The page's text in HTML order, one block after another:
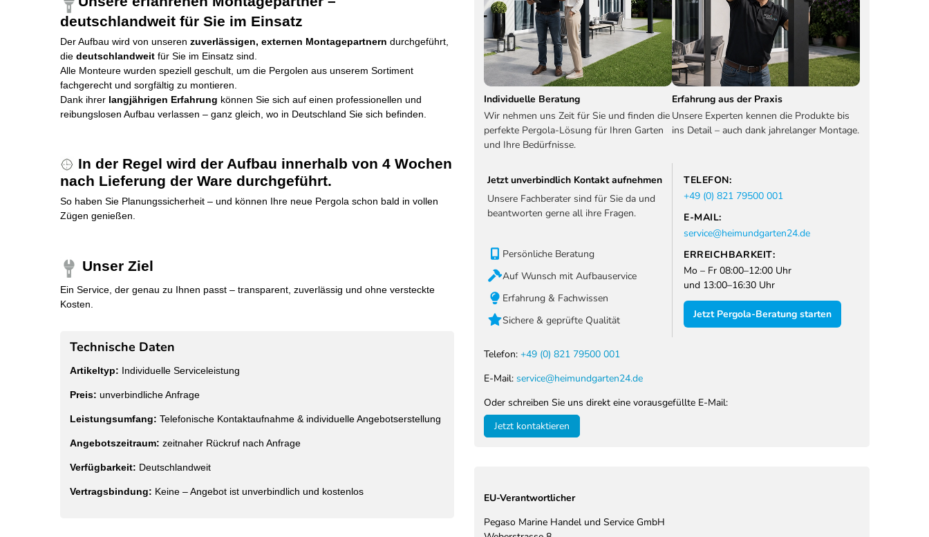
deutschlandweit für Sie im Einsatz
Der Aufbau wird von unseren zuverlässigen, externen Montagepartnern durchgeführt,
die deutschlandweit für Sie im Einsatz sind.
Alle Monteure wurden speziell geschult, um die Pergolen aus unserem Sortiment
fachgerecht und sorgfältig zu montieren.
Dank ihrer langjährigen Erfahrung können Sie sich auf einen professionellen und
reibungslosen Aufbau verlassen – ganz gleich, wo in Deutschland Sie sich befinden.
In der Regel wird der Aufbau innerhalb von 4 Wochen
nach Lieferung der Ware durchgeführt.
So haben Sie Planungssicherheit – und können Ihre neue Pergola schon bald in vollen
Zügen genießen.
Unser Ziel
Ein Service, der genau zu Ihnen passt – transparent, zuverlässig und ohne versteckte
Kosten.
Technische Daten
Artikeltyp: Individuelle Serviceleistung
Preis: unverbindliche Anfrage
Leistungsumfang: Telefonische Kontaktaufnahme & individuelle Angebotserstellung
Angebotszeitraum: zeitnaher Rückruf nach Anfrage
Verfügbarkeit: Deutschlandweit
Vertragsbindung: Keine – Angebot ist unverbindlich und kostenlos
Individuelle Beratung
Wir nehmen uns Zeit für Sie und finden die
perfekte Pergola-Lösung für Ihren Garten
und Ihre Bedürfnisse.
Erfahrung aus der Praxis
Unsere Experten kennen die Produkte bis
ins Detail – auch dank jahrelanger Montage.
Jetzt unverbindlich Kontakt aufnehmen
Unsere Fachberater sind für Sie da und
beantworten gerne all ihre Fragen.
Persönliche Beratung
Auf Wunsch mit Aufbauservice
Erfahrung & Fachwissen
Sichere & geprüfte Qualität
TELEFON:
+49 (0) 821 79500 001
E-MAIL:
service@heimundgarten24.de
ERREICHBARKEIT:
Mo – Fr 08:00–12:00 Uhr
und 13:00–16:30 Uhr
Jetzt Pergola-Beratung starten
Telefon: +49 (0) 821 79500 001
E-Mail: service@heimundgarten24.de
Oder schreiben Sie uns direkt eine vorausgefüllte E-Mail:
Jetzt kontaktieren
EU-Verantwortlicher
Pegaso Marine Handel und Service GmbH